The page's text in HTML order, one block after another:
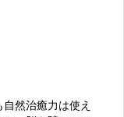
自然治癒力は使え